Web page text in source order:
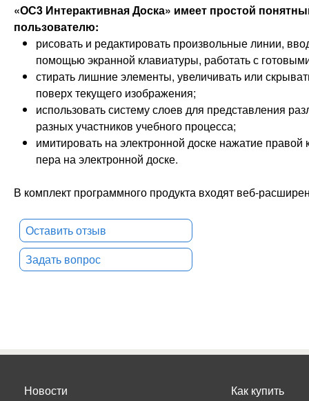
«ОС3 Интерактивная Доска» имеет простой
пользователю:
рисовать и редактировать произвольные линии,
помощью экранной клавиатуры, работать с
стирать лишние элементы, увеличивать или
поверх текущего изображения;
использовать систему слоев для представления
разных участников учебного процесса;
имитировать на электронной доске нажатие
пера на электронной доске.
В комплект программного продукта входят веб-
Оставить отзыв
Задать вопрос
Новости
Как купить